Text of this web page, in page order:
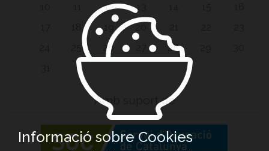
12 13
20
26 28
Amb suport de
Informació sobre Cookies